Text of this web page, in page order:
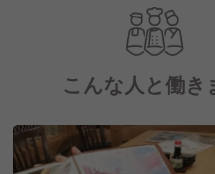
●国内直営レストラン事業(居酒屋･カ
●海外直営レストラン事業
●国内デリバリー・テイクアウト事業
●国内FC事業 / 海外FC事業
など幅広く事業を展開。
『既存ブランドのFC展開』
この二つを軸に、着実に事業を拡大
こんな人と働き